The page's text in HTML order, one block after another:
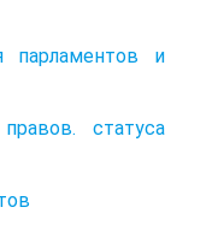
парламентов и
статуса